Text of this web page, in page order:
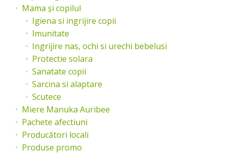
Mama și copilul
Igiena si ingrijire copii
Imunitate
Ingrijire nas, ochi si urechi bebelusi
Protectie solara
Sanatate copii
Sarcina si alaptare
Scutece
Miere Manuka Auribee
Pachete afectiuni
Producători locali
Produse promo